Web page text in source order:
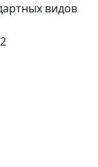
видов